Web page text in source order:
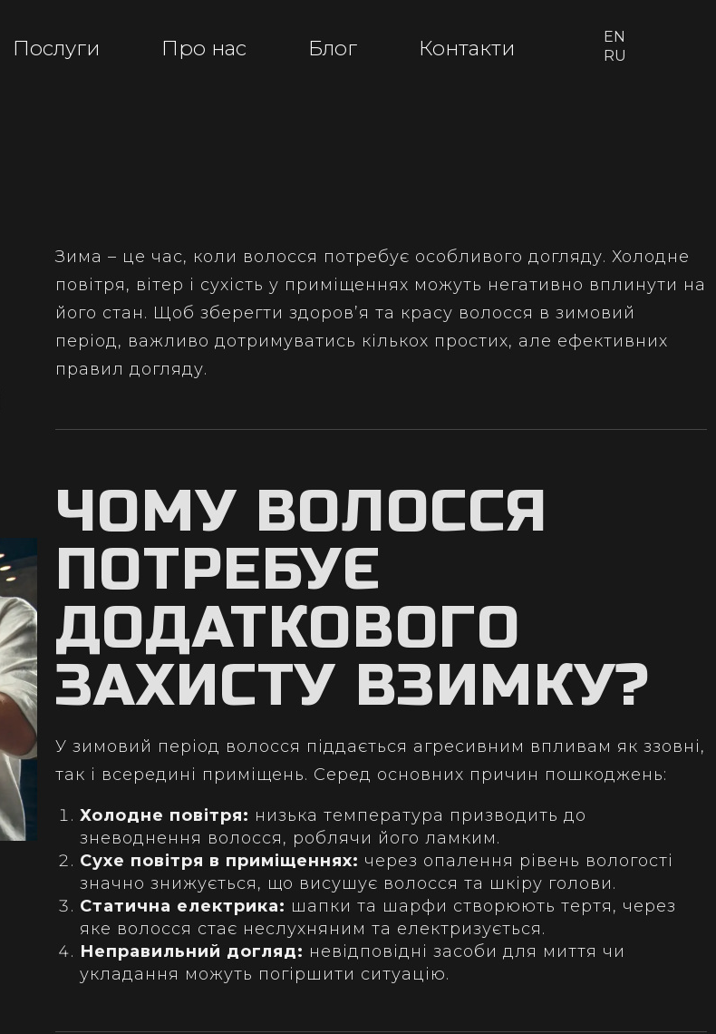
Послуги Про нас Блог Контакти
EN
RU
Зима – це час, коли волосся потребує особливого догляду. Холодне
повітря, вітер і сухість у приміщеннях можуть негативно вплинути на
його стан. Щоб зберегти здоров’я та красу волосся в зимовий
період, важливо дотримуватись кількох простих, але ефективних
правил догляду.
ЧОМУ ВОЛОССЯ
ПОТРЕБУЄ
ДОДАТКОВОГО
ЗАХИСТУ ВЗИМКУ?
У зимовий період волосся піддається агресивним впливам як ззовні,
так і всередині приміщень. Серед основних причин пошкоджень:
Холодне повітря: низька температура призводить до
зневоднення волосся, роблячи його ламким.
Сухе повітря в приміщеннях: через опалення рівень вологості
значно знижується, що висушує волосся та шкіру голови.
Статична електрика: шапки та шарфи створюють тертя, через
яке волосся стає неслухняним та електризується.
Неправильний догляд: невідповідні засоби для миття чи
укладання можуть погіршити ситуацію.